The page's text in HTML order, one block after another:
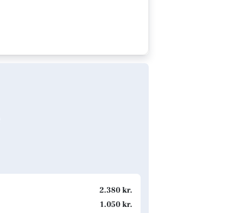
2.380 kr.
1.050 kr.